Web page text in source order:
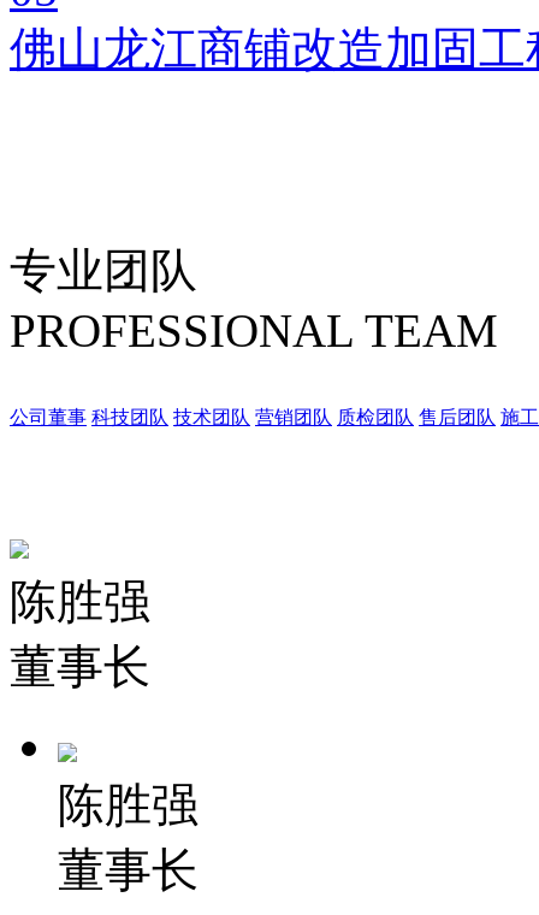
佛山龙江商铺改造加固工
专业团队
PROFESSIONAL TEAM
公司董事 科技团队 技术团队 营销团队 质检团队 售后团队 施
陈胜强
董事长
陈胜强
董事长